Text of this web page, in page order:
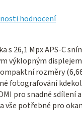
hodnocení
s 26,1 Mpx APS-C
výklopným
rozměry
fotografování
pro snadné sdílení
vše potřebné pro